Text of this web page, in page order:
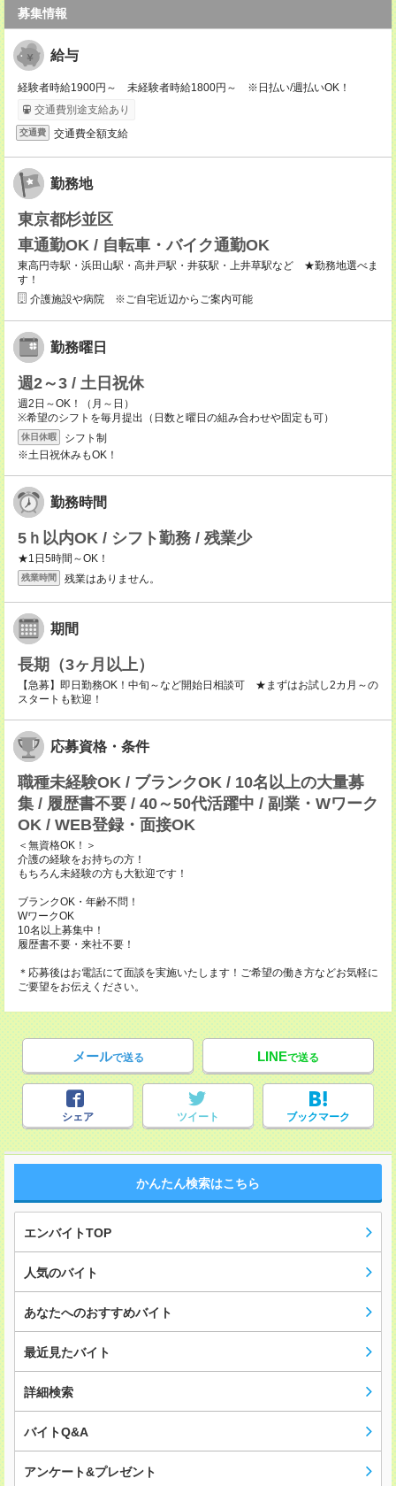
募集情報
給与
経験者時給1900円～ 未経験者時給1800円～ ※日払い/週払いOK！
交通費別途支給あり
交通費 交通費全額支給
勤務地
東京都杉並区
車通勤OK / 自転車・バイク通勤OK
東高円寺駅・浜田山駅・高井戸駅・井荻駅・上井草駅など ★勤務地選べま
す！
介護施設や病院 ※ご自宅近辺からご案内可能
勤務曜日
週2～3 / 土日祝休
週2日～OK！（月～日）
※希望のシフトを毎月提出（日数と曜日の組み合わせや固定も可）
休日休暇
シフト制
※土日祝休みもOK！
勤務時間
5ｈ以内OK / シフト勤務 / 残業少
★1日5時間～OK！
残業時間 残業はありません。
期間
長期（3ヶ月以上）
【急募】即日勤務OK！中旬～など開始日相談可 ★まずはお試し2カ月～の
スタートも歓迎！
応募資格・条件
職種未経験OK / ブランクOK / 10名以上の大量募
集 / 履歴書不要 / 40～50代活躍中 / 副業・Wワーク
OK / WEB登録・面接OK
＜無資格OK！＞
介護の経験をお持ちの方！
もちろん未経験の方も大歓迎です！
ブランクOK・年齢不問！
WワークOK
10名以上募集中！
履歴書不要・来社不要！
＊応募後はお電話にて面談を実施いたします！ご希望の働き方などお気軽に
ご要望をお伝えください。
メールで送る LINEで送る
シェア ツイート ブックマーク
かんたん検索はこちら
エンバイトTOP
人気のバイト
あなたへのおすすめバイト
最近見たバイト
詳細検索
バイトQ&A
アンケート&プレゼント